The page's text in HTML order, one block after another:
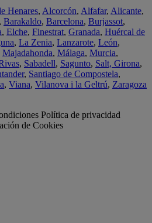
Henares, Alcorcón, Alfafar, Alicante,
, Barakaldo, Barcelona, Burjassot,
, Elche, Finestrat, Granada, Huércal de
, La Zenia, Lanzarote, León,
Majadahonda, Málaga, Murcia,
, Sabadell, Sagunto, Salt, Girona,
, Santiago de Compostela,
, Viana, Vilanova i la Geltrú, Zaragoza
Política de privacidad
de Cookies